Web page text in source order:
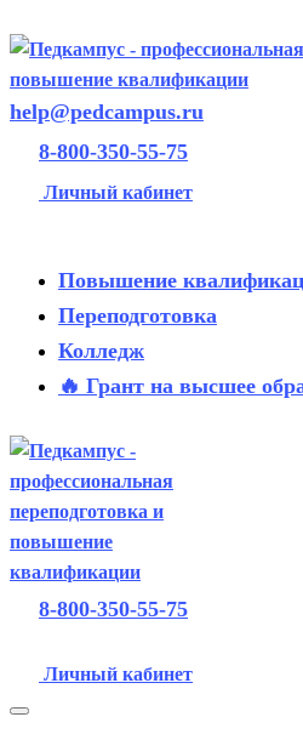
help@pedcampus.ru
8-800-350-55-75
Личный кабинет
Повышение
Переподготовка
Колледж
🔥 Грант на высшее
8-800-350-55-75
Личный кабинет